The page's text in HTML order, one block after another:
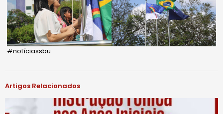
#notíciassbu
Artigos Relacionados